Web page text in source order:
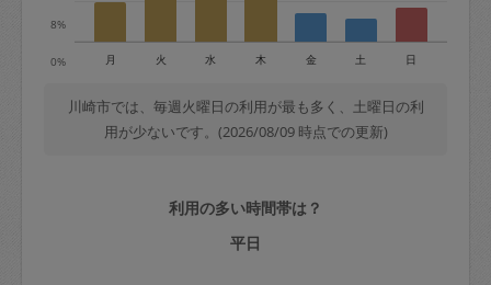
土曜日8時〜実施時間＝依頼金額の100%
＋交通費全額
依頼者不在による当日キャンセル＝依頼
金額の100%＋交通費全額
定期契約をキャンセルする場合、毎週定
期は月2回まで隔週定期は月1回までキャ
0%
8%
月 火 水 木 金 土 日
川崎市では、毎週火曜日の利用が最も多く、土曜日の利
用が少ないです。(2026/08/09 時点での更新)
利用の多い時間帯は？
平日